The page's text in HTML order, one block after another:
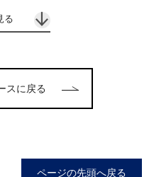
る
スに戻る
ページの先頭へ戻る